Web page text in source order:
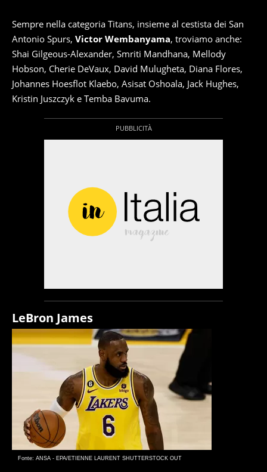
Sempre nella categoria Titans, insieme al cestista dei San
Antonio Spurs, Victor Wembanyama, troviamo anche:
Shai Gilgeous-Alexander, Smriti Mandhana, Mellody
Hobson, Cherie DeVaux, David Mulugheta, Diana Flores,
Johannes Hoesflot Klaebo, Asisat Oshoala, Jack Hughes,
Kristin Juszczyk e Temba Bavuma.
LeBron James
Fonte: ANSA - EPA/ETIENNE LAURENT SHUTTERSTOCK OUT